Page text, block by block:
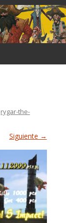
rygar-the-
Siguiente →